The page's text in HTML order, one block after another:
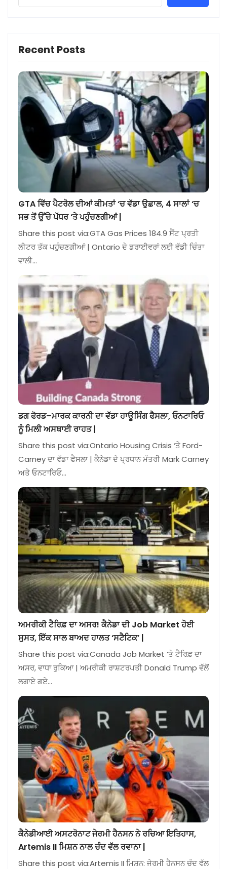
Recent Posts
GTA ਵਿੱਚ ਪੈਟਰੋਲ ਦੀਆਂ ਕੀਮਤਾਂ ‘ਚ ਵੱਡਾ ਉਛਾਲ, 4 ਸਾਲਾਂ ‘ਚ
ਸਭ ਤੋਂ ਉੱਚੇ ਪੱਧਰ ‘ਤੇ ਪਹੁੰਚਣਗੀਆਂ |
Share this post via:GTA Gas Prices 184.9 ਸੈਂਟ ਪ੍ਰਤੀ
ਲੀਟਰ ਤੱਕ ਪਹੁੰਚਣਗੀਆਂ | Ontario ਦੇ ਡਰਾਈਵਰਾਂ ਲਈ ਵੱਡੀ ਚਿੰਤਾ
ਵਾਲੀ…
ਡਗ ਫੋਰਡ–ਮਾਰਕ ਕਾਰਨੀ ਦਾ ਵੱਡਾ ਹਾਊਸਿੰਗ ਫੈਸਲਾ, ਓਨਟਾਰਿਓ
ਨੂੰ ਮਿਲੀ ਅਸਥਾਈ ਰਾਹਤ |
Share this post via:Ontario Housing Crisis ‘ਤੇ Ford-
Carney ਦਾ ਵੱਡਾ ਫੈਸਲਾ | ਕੈਨੇਡਾ ਦੇ ਪ੍ਰਧਾਨ ਮੰਤਰੀ Mark Carney
ਅਤੇ ਓਨਟਾਰਿਓ…
ਅਮਰੀਕੀ ਟੈਰਿਫ਼ ਦਾ ਅਸਰ! ਕੈਨੇਡਾ ਦੀ Job Market ਹੋਈ
ਸੁਸਤ, ਇੱਕ ਸਾਲ ਬਾਅਦ ਹਾਲਤ ‘ਸਟੈਟਿਕ’ |
Share this post via:Canada Job Market ‘ਤੇ ਟੈਰਿਫ਼ ਦਾ
ਅਸਰ, ਵਾਧਾ ਰੁਕਿਆ | ਅਮਰੀਕੀ ਰਾਸ਼ਟਰਪਤੀ Donald Trump ਵੱਲੋਂ
ਲਗਾਏ ਗਏ…
ਕੈਨੇਡੀਆਈ ਅਸਟਰੋਨਾਟ ਜੇਰਮੀ ਹੈਨਸਨ ਨੇ ਰਚਿਆ ਇਤਿਹਾਸ,
Artemis II ਮਿਸ਼ਨ ਨਾਲ ਚੰਦ ਵੱਲ ਰਵਾਨਾ |
Share this post via:Artemis II ਮਿਸ਼ਨ: ਜੇਰਮੀ ਹੈਨਸਨ ਚੰਦ ਵੱਲ